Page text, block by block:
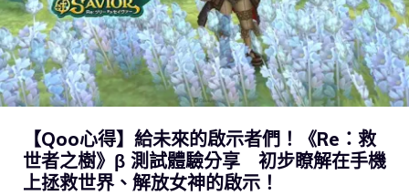
【Qoo心得】給未來的啟示者們！《Re：救
世者之樹》β 測試體驗分享 初步瞭解在手機
上拯救世界、解放女神的啟示！